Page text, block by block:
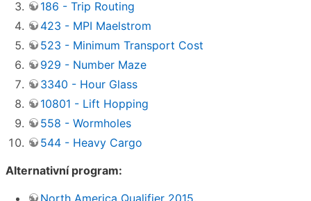
186 - Trip Routing
423 - MPI Maelstrom
523 - Minimum Transport Cost
929 - Number Maze
3340 - Hour Glass
10801 - Lift Hopping
558 - Wormholes
544 - Heavy Cargo
Alternativní program:
North America Qualifier 2015.